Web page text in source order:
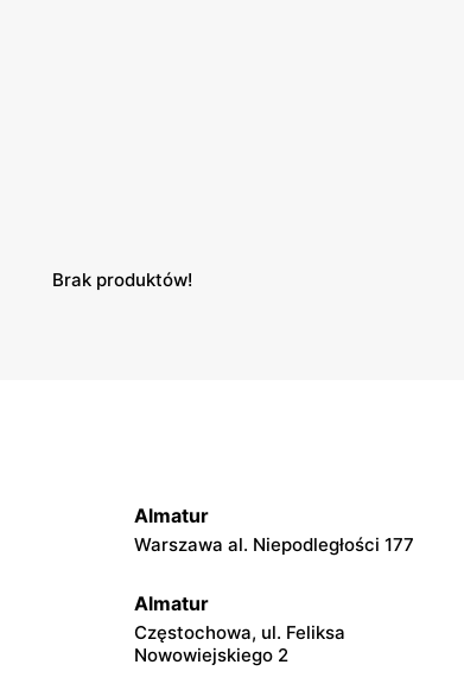
Brak produktów!
Almatur
Warszawa al. Niepodległości 177
Almatur
Częstochowa, ul. Feliksa
Nowowiejskiego 2